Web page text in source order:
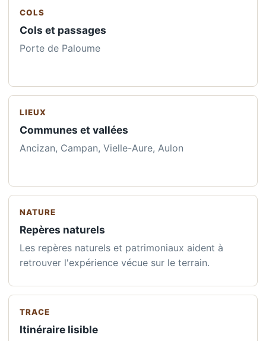
COLS
Cols et passages
Porte de Paloume
LIEUX
Communes et vallées
Ancizan, Campan, Vielle-Aure, Aulon
NATURE
Repères naturels
Les repères naturels et patrimoniaux aident à
retrouver l'expérience vécue sur le terrain.
TRACE
Itinéraire lisible